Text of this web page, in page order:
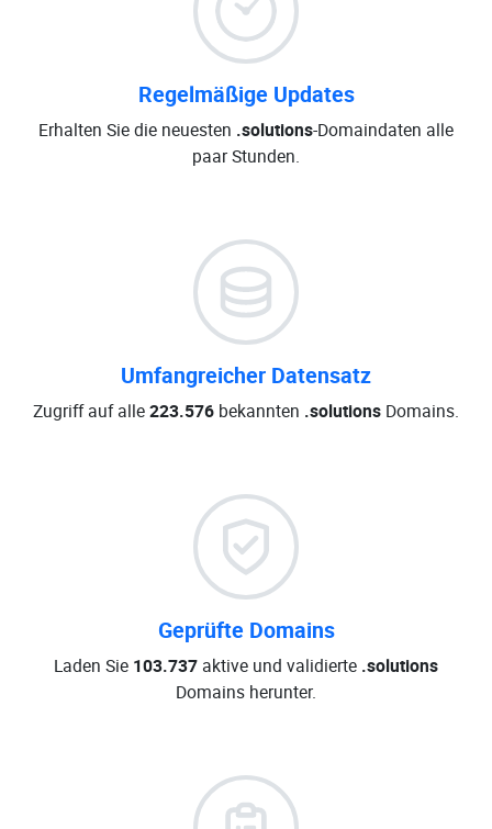
Regelmäßige Updates
Erhalten Sie die neuesten .solutions-Domaindaten alle
paar Stunden.
Umfangreicher Datensatz
Zugriff auf alle223.576 bekannten .solutions Domains.
Geprüfte Domains
Laden Sie 103.737 aktive und validierte .solutions
Domains herunter.